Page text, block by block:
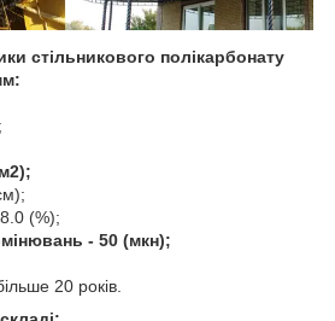
стільникового полікарбонату
(%);
- 50 (мкн);
20 років.